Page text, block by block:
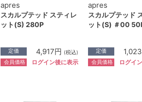
apres
スカルプテッド スティレ
ット(S) 280P
定価 4,917円 (税込)
会員価格 ログイン後に表示
apres
スカルプテッド
ット(S) ＃00
定価
会員価格 ログイ